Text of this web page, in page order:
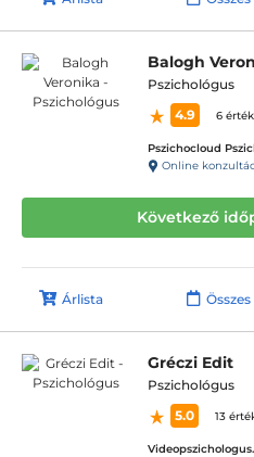
Balogh
Pszichológus
4.9
6
Online
Következő
Árlista
Gréczi Edit
Pszichológus
5.0
13